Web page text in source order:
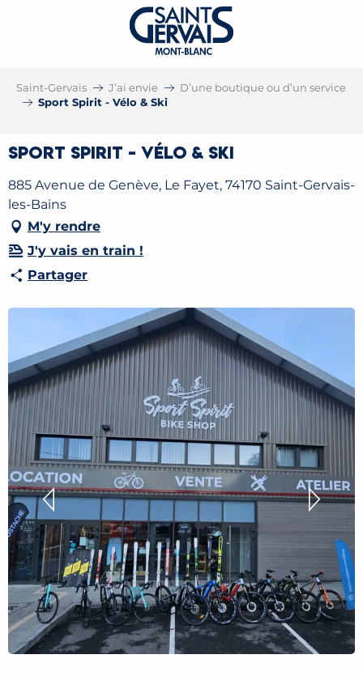
Saint-Gervais J’ai envie
D’une boutique ou d’un service
Sport Spirit - Vélo & Ski
Sport Spirit - Vélo & Ski
885 Avenue de Genève, Le Fayet, 74170 Saint-Gervais-
les-Bains
M'y rendre
J'y vais en train !
Partager